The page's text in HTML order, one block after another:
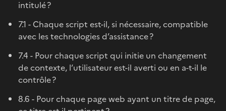
intitulé ?
7.1 - Chaque script est-il, si nécessaire, compatible
avec les technologies d’assistance ?
7.4 - Pour chaque script qui initie un changement
de contexte, l’utilisateur est-il averti ou en a-t-il le
contrôle ?
8.6 - Pour chaque page web ayant un titre de page,